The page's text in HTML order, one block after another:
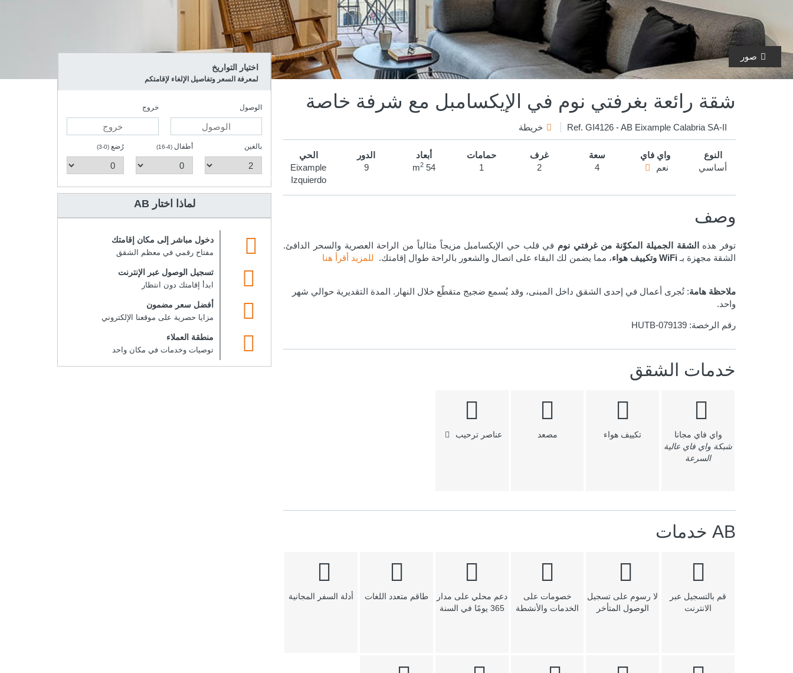
صور
اختيار التواريخ
لمعرفة السعر وتفاصيل الإلغاء لإقامتكم
الوصول خروج
بالغين أطفال (4-16) رُضع (0-3)
AB لماذا اختار
دخول مباشر إلى مكان إقامتك
مفتاح رقمي في معظم الشقق
تسجيل الوصول عبر الإنترنت
ابدأ إقامتك دون انتظار
أفضل سعر مضمون
مزايا حصرية على موقعنا الإلكتروني
منطقة العملاء
توصيات وخدمات في مكان واحد
شقة رائعة بغرفتي نوم في الإيكسامبل مع شرفة خاصة
Ref. GI4126 - AB Eixample Calabria SA-II خريطة
النوع
أساسي
واي فاي
نعم
سعة
4
غرف
2
حمامات
1
أبعاد
54 m
2
الدور
9
الحي
Eixample
Izquierdo
وصف
توفر هذه الشقة الجميلة المكوّنة من غرفتي نوم في قلب حي الإيكسامبل مزيجاً مثالياً من الراحة العصرية والسحر الدافئ.
الشقة مجهزة بـ WiFi وتكييف هواء ، مما يضمن لك البقاء على اتصال والشعور بالراحة طوال إقامتك. للمزيد أقرأ هنا
ملاحظة هامة: تُجرى أعمال في إحدى الشقق داخل المبنى، وقد يُسمع ضجيج متقطّع خلال النهار. المدة التقديرية حوالي شهر
واحد.
رقم الرخصة: HUTB-079139
خدمات الشقق
واي فاي مجانا
شبكة واي فاي عالية
السرعة
تكييف هواء مصعد عناصر ترحيب
AB خدمات
قم بالتسجيل عبر
الانترنت
لا رسوم على تسجيل
الوصول المتأخر
خصومات على
الخدمات والأنشطة
دعم محلي على مدار
365 يومًا في السنة
طاقم متعدد اللغات أدلة السفر المجانية